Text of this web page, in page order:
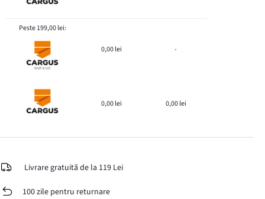
Peste 199,00 lei:
0,00 lei -
0,00 lei 0,00 lei
Livrare gratuită de la 119 Lei
100 zile pentru returnare